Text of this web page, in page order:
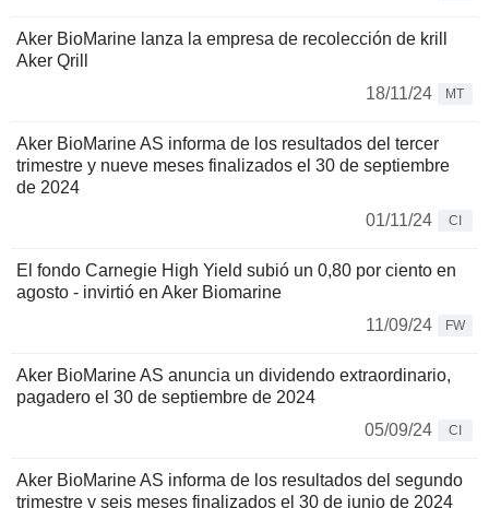
Aker BioMarine lanza la empresa de recolección de krill
Aker Qrill
18/11/24
MT
Aker BioMarine AS informa de los resultados del tercer
trimestre y nueve meses finalizados el 30 de septiembre
de 2024
01/11/24
CI
El fondo Carnegie High Yield subió un 0,80 por ciento en
agosto - invirtió en Aker Biomarine
11/09/24
FW
Aker BioMarine AS anuncia un dividendo extraordinario,
pagadero el 30 de septiembre de 2024
05/09/24
CI
Aker BioMarine AS informa de los resultados del segundo
trimestre y seis meses finalizados el 30 de junio de 2024